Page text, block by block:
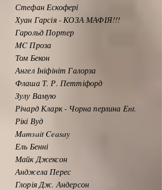
Стефан Ескофері
Хуан Гарсія - КОЗА МАФІЯ!!!
Гарольд Портер
MC Проза
Том Бекон
Ангел Ініфініт Галорза
Флаша Т. Р. Петтіфорд
Зулу Вамую
Річард Кларк - Чорна перлина Ent.
Рікі Вуд
Mamsait Ceasay
Ель Бенні
Майк Джексон
Анджела Перес
Глорія Дж. Андерсон